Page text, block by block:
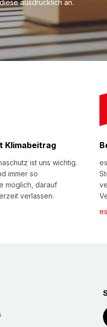
ausdrücklich an.
Klimabeitrag
ist uns wichtig.
immer so
möglich, darauf
verlassen.